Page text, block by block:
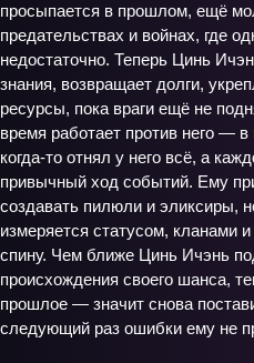
просыпается в прошлом, ещё
предательствах и войнах, где
недостаточно. Теперь Цинь
знания, возвращает долги,
ресурсы, пока враги ещё не
время работает против него —
когда‑то отнял у него всё, а
привычный ход событий. Ему
создавать пилюли и эликсиры,
измеряется статусом, кланами
спину. Чем ближе Цинь Ичэнь
происхождения своего шанса,
прошлое — значит снова
следующий раз ошибки ему не